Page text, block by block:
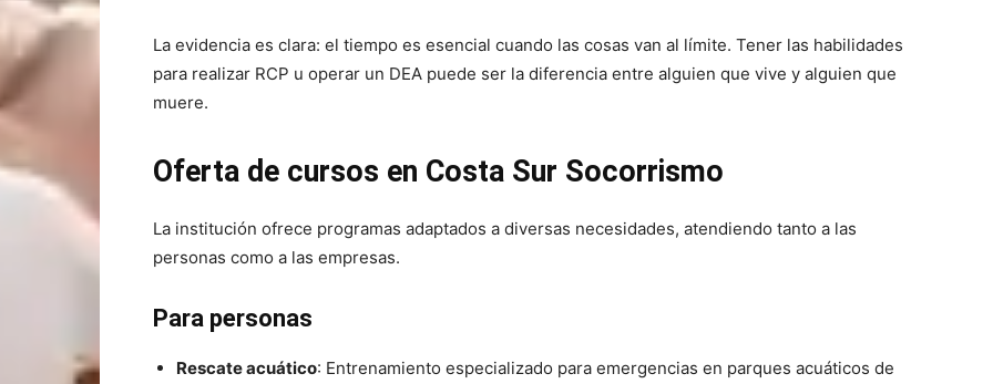
La evidencia es clara: el tiempo es esencial cuando las cosas van al límite. Tener las habilidades
para realizar RCP u operar un DEA puede ser la diferencia entre alguien que vive y alguien que
muere.
Oferta de cursos en Costa Sur Socorrismo
La institución ofrece programas adaptados a diversas necesidades, atendiendo tanto a las
personas como a las empresas.
Para personas
Rescate acuático: Entrenamiento especializado para emergencias en parques acuáticos de